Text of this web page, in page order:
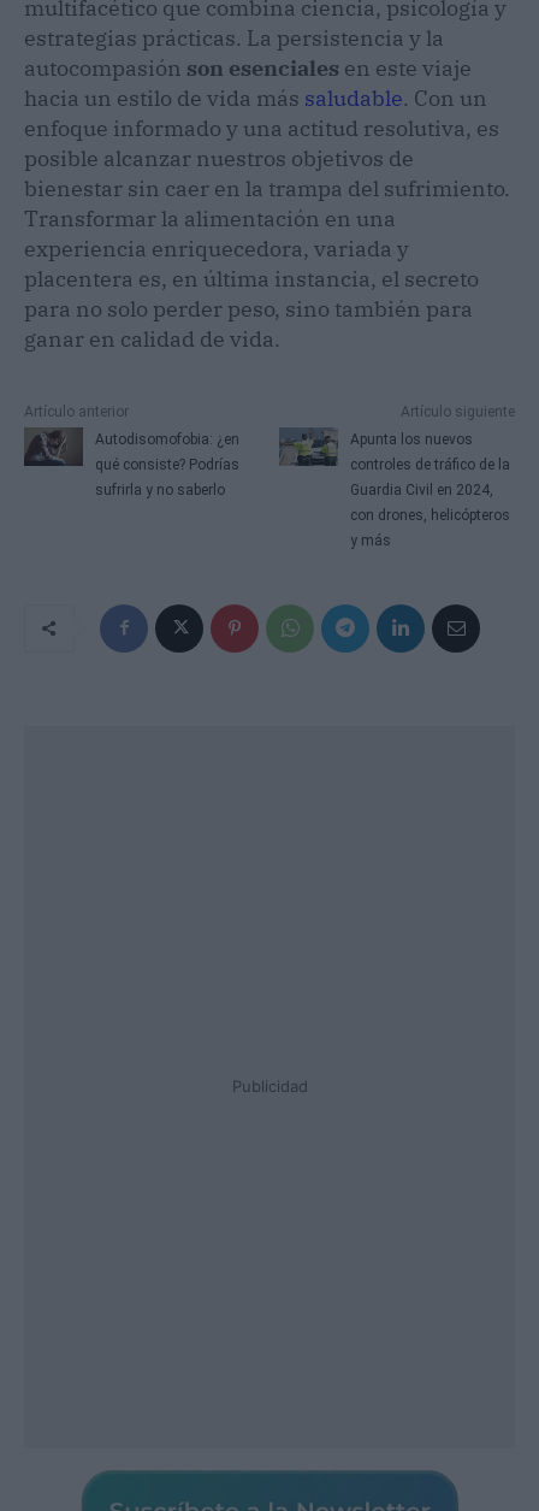
multifacético que combina ciencia, psicología y
estrategias prácticas. La persistencia y la
autocompasión son esenciales en este viaje
hacia un estilo de vida más saludable. Con un
enfoque informado y una actitud resolutiva, es
posible alcanzar nuestros objetivos de
bienestar sin caer en la trampa del sufrimiento.
Transformar la alimentación en una
experiencia enriquecedora, variada y
placentera es, en última instancia, el secreto
para no solo perder peso, sino también para
ganar en calidad de vida.
Artículo anterior
Autodisomofobia: ¿en
qué consiste? Podrías
sufrirla y no saberlo
Artículo siguiente
Apunta los nuevos
controles de tráfico de la
Guardia Civil en 2024,
con drones, helicópteros
y más
Publicidad